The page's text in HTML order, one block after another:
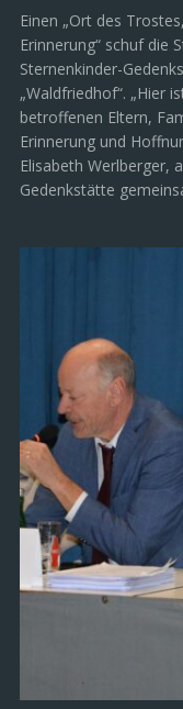
Einen „Ort des
Erinnerung“ schuf die
Sternenkinder-
„Waldfriedhof“. „Hier
betroffenen Eltern,
Erinnerung und
Elisabeth Werlberger,
Gedenkstätte